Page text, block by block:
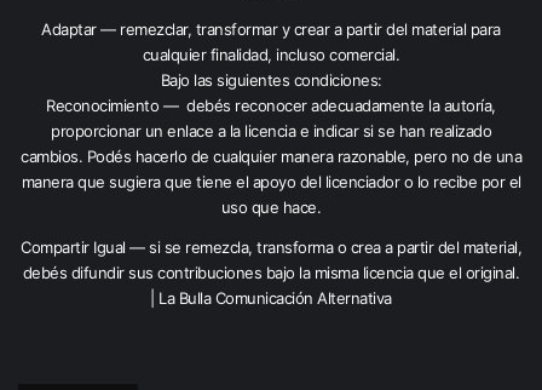
Adaptar — remezclar, transformar y crear a partir del material para
cualquier finalidad, incluso comercial.
Bajo las siguientes condiciones:
Reconocimiento — debés reconocer adecuadamente la autoría,
proporcionar un enlace a la licencia e indicar si se han realizado
cambios. Podés hacerlo de cualquier manera razonable, pero no de una
manera que sugiera que tiene el apoyo del licenciador o lo recibe por el
uso que hace.
Compartir Igual — si se remezcla, transforma o crea a partir del material,
debés difundir sus contribuciones bajo la misma licencia que el original.
| La Bulla Comunicación Alternativa